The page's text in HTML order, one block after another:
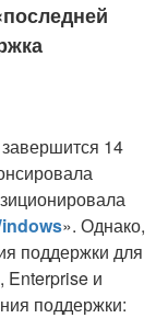
завершится 14
». Однако,
поддержки для
и
поддержки: